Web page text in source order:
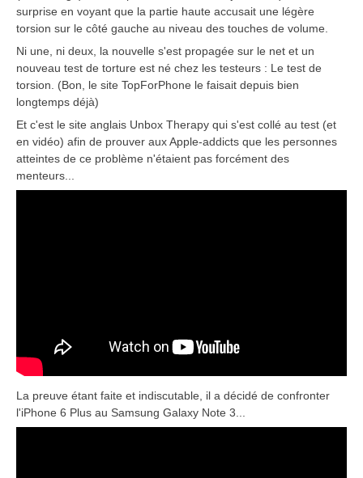
surprise en voyant que la partie haute accusait une légère
torsion sur le côté gauche au niveau des touches de volume.
Ni une, ni deux, la nouvelle s'est propagée sur le net et un
nouveau test de torture est né chez les testeurs : Le test de
torsion. (Bon, le site TopForPhone le faisait depuis bien
longtemps déjà)
Et c'est le site anglais Unbox Therapy qui s'est collé au test (et
en vidéo) afin de prouver aux Apple-addicts que les personnes
atteintes de ce problème n'étaient pas forcément des
menteurs...
La preuve étant faite et indiscutable, il a décidé de confronter
l'iPhone 6 Plus au Samsung Galaxy Note 3...